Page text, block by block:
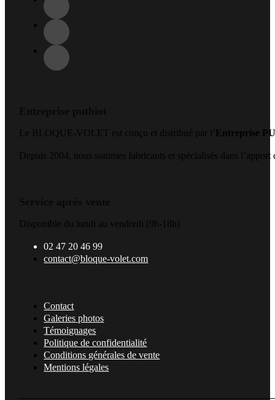
Le BLOQUE-VOLET est conçu et distribué par l’ Entreprise
Depuis 2004, nous sommes fabricants et spécialisés dans
Disponible du lundi au vendredi (9h-18h)
02 47 20 46 99
contact@bloque-volet.com
Contact
Galeries photos
Témoignages
Politique de confidentialité
Conditions générales de vente
Mentions légales